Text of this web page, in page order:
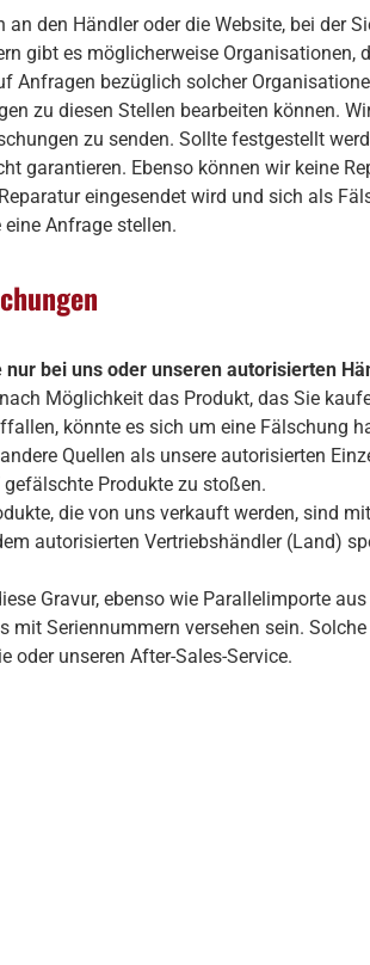
an den Händler oder die Website, bei der
gibt es möglicherweise
Anfragen bezüglich solcher
zu diesen Stellen bearbeiten können.
zu senden. Sollte festgestellt
garantieren. Ebenso können wir keine
eingesendet wird und sich als
Anfrage stellen.
nur bei uns oder unseren autorisierten
Möglichkeit das Produkt, das Sie
könnte es sich um eine Fälschung
Quellen als unsere autorisierten
Produkte zu stoßen.
die von uns verkauft werden, sind
autorisierten Vertriebshändler (Land)
Gravur, ebenso wie Parallelimporte
mit Seriennummern versehen sein.
oder unseren After-Sales-Service.